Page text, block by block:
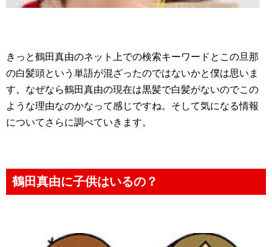
きっと鶴田真由のネット上での検索キーワードとこの旦那
の白髪頭という単語が混ざったのではないかと僕は思いま
す。なぜなら鶴田真由の現在は黒髪で白髪がないのでこの
ような理由なのかなって感じですね。そして気になる情報
についてさらに調べていきます。
鶴田真由に子供はいるの？